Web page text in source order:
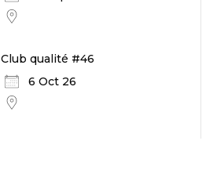
Club qualité #46
6 Oct 26